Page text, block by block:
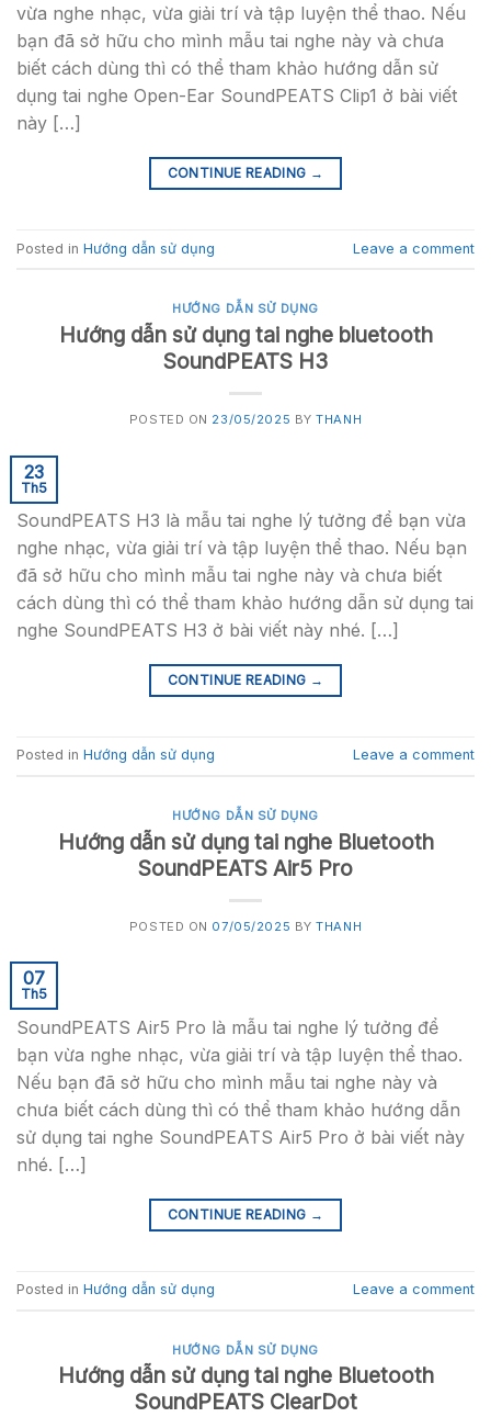
vừa nghe nhạc, vừa giải trí và tập luyện thể thao. Nếu
bạn đã sở hữu cho mình mẫu tai nghe này và chưa
biết cách dùng thì có thể tham khảo hướng dẫn sử
dụng tai nghe Open-Ear SoundPEATS Clip1 ở bài viết
này […]
CONTINUE READING →
Posted in Hướng dẫn sử dụng Leave a comment
HƯỚNG DẪN SỬ DỤNG
Hướng dẫn sử dụng tai nghe bluetooth
SoundPEATS H3
POSTED ON 23/05/2025 BYTHANH
23
Th5
SoundPEATS H3 là mẫu tai nghe lý tưởng để bạn vừa
nghe nhạc, vừa giải trí và tập luyện thể thao. Nếu bạn
đã sở hữu cho mình mẫu tai nghe này và chưa biết
cách dùng thì có thể tham khảo hướng dẫn sử dụng tai
nghe SoundPEATS H3 ở bài viết này nhé. […]
CONTINUE READING →
Posted in Hướng dẫn sử dụng Leave a comment
HƯỚNG DẪN SỬ DỤNG
Hướng dẫn sử dụng tai nghe Bluetooth
SoundPEATS Air5 Pro
POSTED ON 07/05/2025 BYTHANH
07
Th5
SoundPEATS Air5 Pro là mẫu tai nghe lý tưởng để
bạn vừa nghe nhạc, vừa giải trí và tập luyện thể thao.
Nếu bạn đã sở hữu cho mình mẫu tai nghe này và
chưa biết cách dùng thì có thể tham khảo hướng dẫn
sử dụng tai nghe SoundPEATS Air5 Pro ở bài viết này
nhé. […]
CONTINUE READING →
Posted in Hướng dẫn sử dụng Leave a comment
HƯỚNG DẪN SỬ DỤNG
Hướng dẫn sử dụng tai nghe Bluetooth
SoundPEATS ClearDot